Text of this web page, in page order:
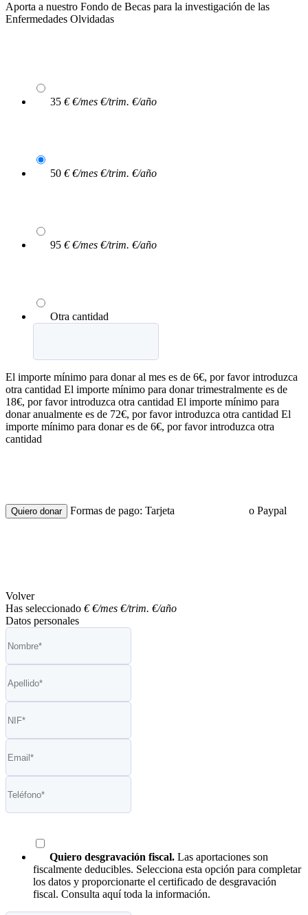
Aporta a nuestro Fondo de Becas para la investigación de las
Enfermedades Olvidadas
35 € €/mes €/trim. €/año
50 € €/mes €/trim. €/año
95 € €/mes €/trim. €/año
Otra cantidad
El importe mínimo para donar al mes es de 6€, por favor introduzca
otra cantidad El importe mínimo para donar trimestralmente es de
18€, por favor introduzca otra cantidad El importe mínimo para
donar anualmente es de 72€, por favor introduzca otra cantidad El
importe mínimo para donar es de 6€, por favor introduzca otra
cantidad
Quiero donar Formas de pago: Tarjeta o Paypal
Volver
Has seleccionado € €/mes €/trim. €/año
Datos personales
Quiero desgravación fiscal. Las aportaciones son
fiscalmente deducibles. Selecciona esta opción para completar
los datos y proporcionarte el certificado de desgravación
fiscal. Consulta aquí toda la información.